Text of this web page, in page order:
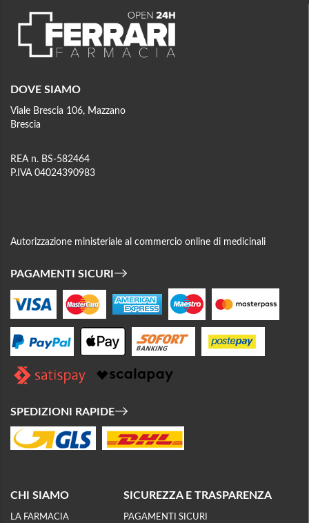
DOVE SIAMO
Viale Brescia 106, Mazzano
Brescia
REA n. BS-582464
P.IVA 04024390983
Autorizzazione ministeriale al commercio online di medicinali
PAGAMENTI SICURI
SPEDIZIONI RAPIDE
CHI SIAMO
LA FARMACIA
SICUREZZA E TRASPARENZA
PAGAMENTI SICURI